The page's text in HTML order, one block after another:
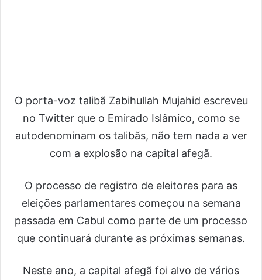
O porta-voz talibã Zabihullah Mujahid escreveu
no Twitter que o Emirado Islâmico, como se
autodenominam os talibãs, não tem nada a ver
com a explosão na capital afegã.
O processo de registro de eleitores para as
eleições parlamentares começou na semana
passada em Cabul como parte de um processo
que continuará durante as próximas semanas.
Neste ano, a capital afegã foi alvo de vários